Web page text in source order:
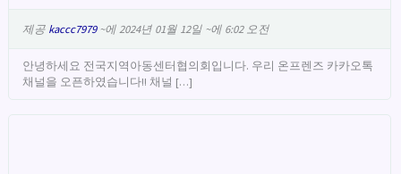
제공 kaccc7979~에 2024년 01월 12일 ~에 6:02 오전
안녕하세요 전국지역아동센터협의회입니다. 우리 온프렌즈 카카오톡
채널을 오픈하였습니다!! 채널 […]